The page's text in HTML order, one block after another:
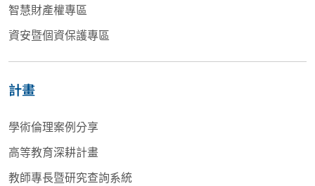
智慧財產權專區
資安暨個資保護專區
計畫
學術倫理案例分享
高等教育深耕計畫
教師專長暨研究查詢系統